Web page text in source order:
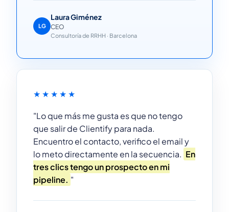
LG
Laura Giménez
CEO
Consultoría de RRHH · Barcelona
★★★★★
"Lo que más me gusta es que no tengo
que salir de Clientify para nada.
Encuentro el contacto, verifico el email y
lo meto directamente en la secuencia. En
tres clics tengo un prospecto en mi
pipeline. "